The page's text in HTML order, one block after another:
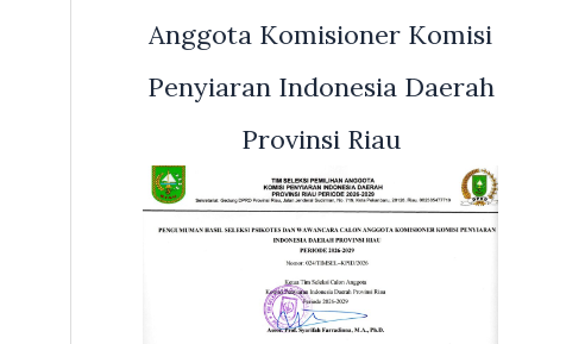
Anggota Komisioner Komisi
Penyiaran Indonesia Daerah
Provinsi Riau